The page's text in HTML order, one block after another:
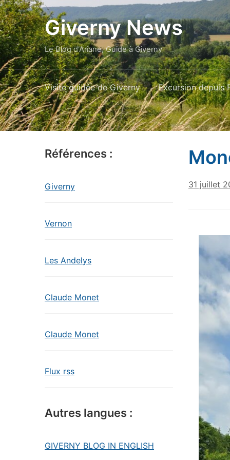
Giverny News
Le Blog d'Ariane, Guide à Giverny
Visite guidée de Giverny Excursion depuis
Références :
Giverny
Vernon
Les Andelys
Claude Monet
Claude Monet
Flux rss
Autres langues :
GIVERNY BLOG IN ENGLISH
31 juillet